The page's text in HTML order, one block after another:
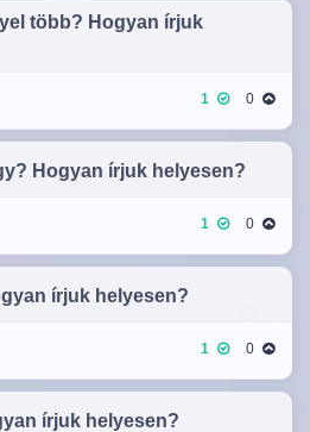
több? Hogyan írjuk
1 0
Hogyan írjuk helyesen?
1 0
írjuk helyesen?
1 0
írjuk helyesen?